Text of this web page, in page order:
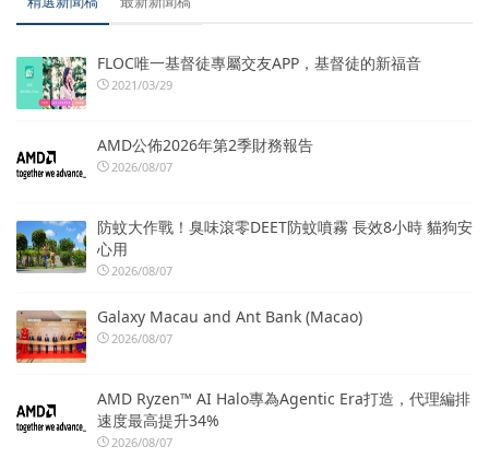
FLOC唯一基督徒專屬交友APP，基督徒的新福音
2021/03/29
AMD公佈2026年第2季財務報告
2026/08/07
防蚊大作戰！臭味滾零DEET防蚊噴霧 長效8小時 貓狗安
心用
2026/08/07
Galaxy Macau and Ant Bank (Macao)
2026/08/07
AMD Ryzen™ AI Halo專為Agentic Era打造，代理編排
速度最高提升34%
2026/08/07